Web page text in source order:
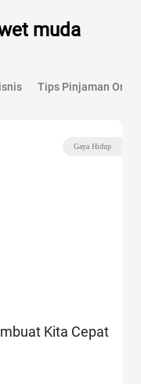
muda
Tips Pinjaman
Gaya Hidup
Kita Cepat